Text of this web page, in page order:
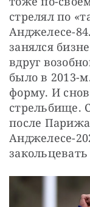
стрелял по
Анджелесе-
занялся
вдруг
было в 2013-
форму. И
стрельбище.
после
Анджелесе-